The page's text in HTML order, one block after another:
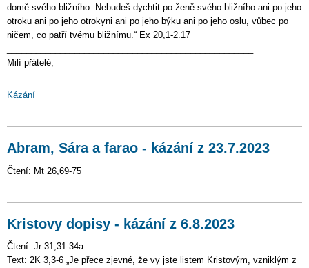
domě svého bližního. Nebudeš dychtit po ženě svého bližního ani po jeho
otroku ani po jeho otrokyni ani po jeho býku ani po jeho oslu, vůbec po
ničem, co patří tvému bližnímu.“ Ex 20,1-2.17
Milí přátelé,
Kázání
Abram, Sára a farao - kázání z 23.7.2023
Čtení: Mt 26,69-75
Kristovy dopisy - kázání z 6.8.2023
Čtení: Jr 31,31-34a
Text: 2K 3,3-6 „Je přece zjevné, že vy jste listem Kristovým, vzniklým z